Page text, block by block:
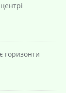
горизонти